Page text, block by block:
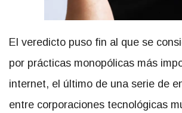
El veredicto puso fin al que se
por prácticas monopólicas más
internet, el último de una serie de
entre corporaciones tecnológicas